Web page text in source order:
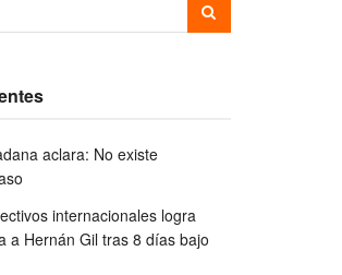
aclara: No existe
internacionales logra
a Hernán Gil tras 8 días bajo